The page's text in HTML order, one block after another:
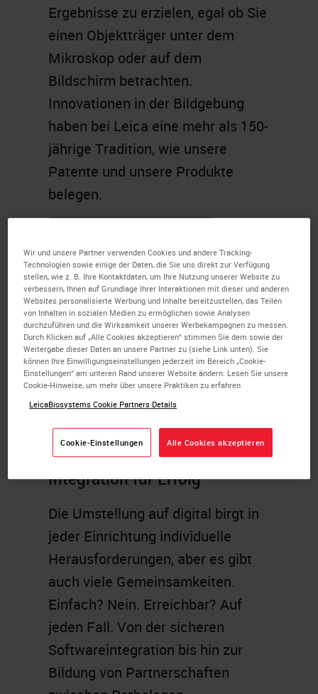
Ergebnisse zu erzielen, egal ob Sie
einen Objektträger unter dem
Mikroskop oder auf dem
Bildschirm betrachten.
Innovationen in der Bildgebung
haben bei Leica eine mehr als 150-
jährige Tradition, wie unsere
Patente und unsere Produkte
belegen.
Integration für Erfolg
Die Umstellung auf digital birgt in
jeder Einrichtung individuelle
Herausforderungen, aber es gibt
auch viele Gemeinsamkeiten.
Einfach? Nein. Erreichbar? Auf
jeden Fall. Von der sicheren
Softwareintegration bis hin zur
Bildung von Partnerschaften
Wir und unsere Partner verwenden Cookies und andere Tracking-
Technologien sowie einige der Daten, die Sie uns direkt zur Verfügung
stellen, wie z. B. Ihre Kontaktdaten, um Ihre Nutzung unserer Website zu
verbessern, Ihnen auf Grundlage Ihrer Interaktionen mit dieser und anderen
Websites personalisierte Werbung und Inhalte bereitzustellen, das Teilen
von Inhalten in sozialen Medien zu ermöglichen sowie Analysen
durchzuführen und die Wirksamkeit unserer Werbekampagnen zu messen.
Durch Klicken auf „Alle Cookies akzeptieren“ stimmen Sie dem sowie der
Weitergabe dieser Daten an unsere Partner zu (siehe Link unten). Sie
können Ihre Einwilligungseinstellungen jederzeit im Bereich „Cookie-
Einstellungen“ am unteren Rand unserer Website ändern. Lesen Sie unsere
Cookie-Hinweise, um mehr über unsere Praktiken zu erfahren
LeicaBiosystems Cookie Partners Details
Cookie-Einstellungen Alle Cookies akzeptieren